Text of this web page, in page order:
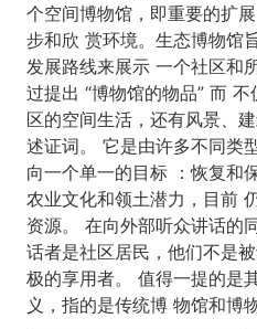
个空间博物馆，即重要的扩
步和欣 赏环境。生态博物馆
发展路线来展示 一个社区和
过提出 “博物馆的物品” 而
区的空间生活，还有风景、
述证词。 它是由许多不同类
向一个单一的目标 ：恢复和
农业文化和领土潜力，目前
资源。 在向外部听众讲话的
话者是社区居民，他们不是
极的享用者。 值得一提的是
义，指的是传统博 物馆和博